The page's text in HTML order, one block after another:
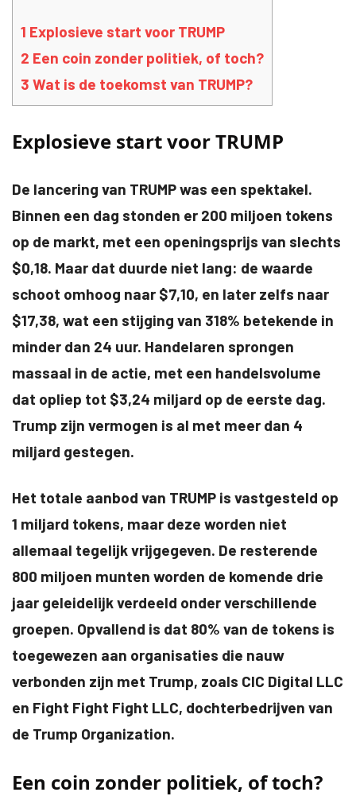
1 Explosieve start voor TRUMP
2 Een coin zonder politiek, of toch?
3 Wat is de toekomst van TRUMP?
Explosieve start voor TRUMP
De lancering van TRUMP was een spektakel.
Binnen een dag stonden er 200 miljoen tokens
op de markt, met een openingsprijs van slechts
$0,18. Maar dat duurde niet lang: de waarde
schoot omhoog naar $7,10, en later zelfs naar
$17,38, wat een stijging van 318% betekende in
minder dan 24 uur. Handelaren sprongen
massaal in de actie, met een handelsvolume
dat opliep tot $3,24 miljard op de eerste dag.
Trump zijn vermogen is al met meer dan 4
miljard gestegen.
Het totale aanbod van TRUMP is vastgesteld op
1 miljard tokens, maar deze worden niet
allemaal tegelijk vrijgegeven. De resterende
800 miljoen munten worden de komende drie
jaar geleidelijk verdeeld onder verschillende
groepen. Opvallend is dat 80% van de tokens is
toegewezen aan organisaties die nauw
verbonden zijn met Trump, zoals CIC Digital LLC
en Fight Fight Fight LLC, dochterbedrijven van
de Trump Organization.
Een coin zonder politiek, of toch?